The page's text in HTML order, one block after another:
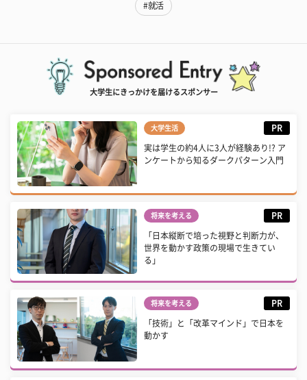
#就活
大学生にきっかけを届けるスポンサー
大学生活 PR
実は学生の約4人に3人が経験あり!? ア
ンケートから知るダークパターン入門
将来を考える PR
「日本縦断で培った視野と判断力が、
世界を動かす政策の現場で生きてい
る」
将来を考える PR
「技術」と「改革マインド」で日本を
動かす